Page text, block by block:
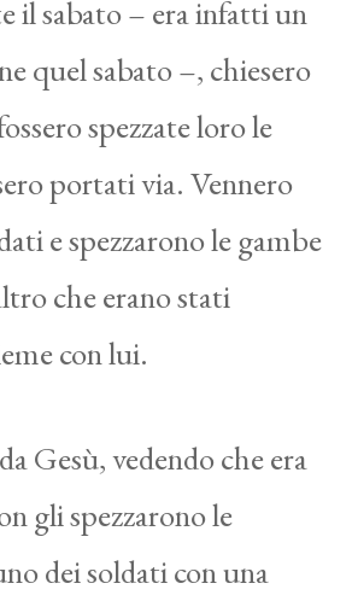
il sabato – era infatti un
quel sabato –, chiesero
spezzate loro le
portati via. Vennero
e spezzarono le gambe
che erano stati
con lui.
Gesù, vedendo che era
gli spezzarono le
dei soldati con una